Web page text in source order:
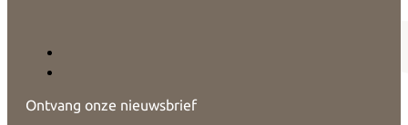
Ontvang onze nieuwsbrief